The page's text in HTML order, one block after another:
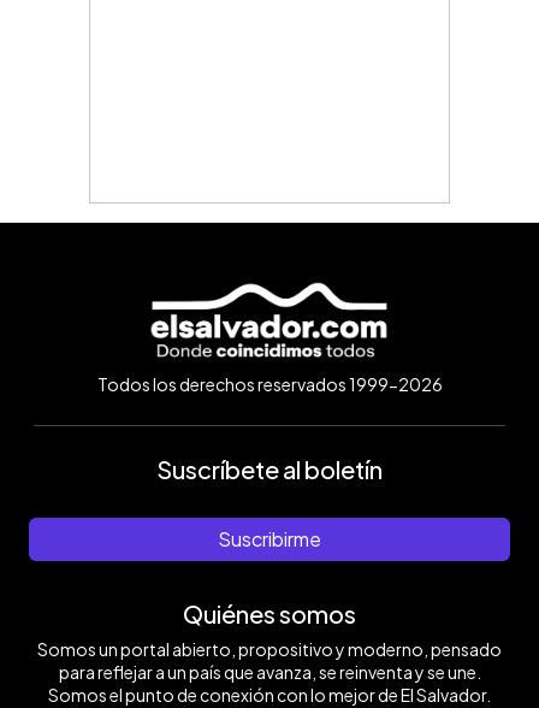
Todos los derechos reservados 1999-2026
Suscríbete al boletín
Suscribirme
Quiénes somos
Somos un portal abierto, propositivo y moderno, pensado
para reflejar a un país que avanza, se reinventa y se une.
Somos el punto de conexión con lo mejor de El Salvador.